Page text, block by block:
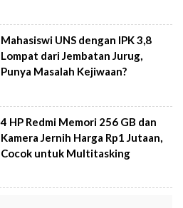
Mahasiswi UNS dengan IPK 3,8
Lompat dari Jembatan Jurug,
Punya Masalah Kejiwaan?
4 HP Redmi Memori 256 GB dan
Kamera Jernih Harga Rp1 Jutaan,
Cocok untuk Multitasking